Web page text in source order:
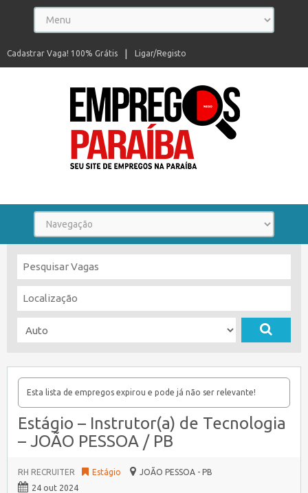
Ligar/Registo
Cadastrar Vaga! 100% Grátis
Esta lista de empregos expirou e pode já não ser relevante!
Estágio – Instrutor(a) de Tecnologia
– JOÃO PESSOA / PB
RH RECRUITER Estágio
JOÃO PESSOA - PB
24 out 2024